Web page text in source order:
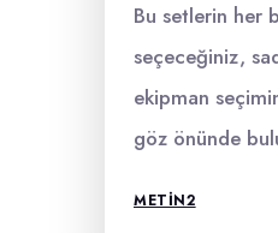
Bu setlerin her
seçeceğiniz,
ekipman
göz önünde
METIN2